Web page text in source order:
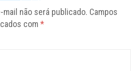
não será publicado. Campos
com *